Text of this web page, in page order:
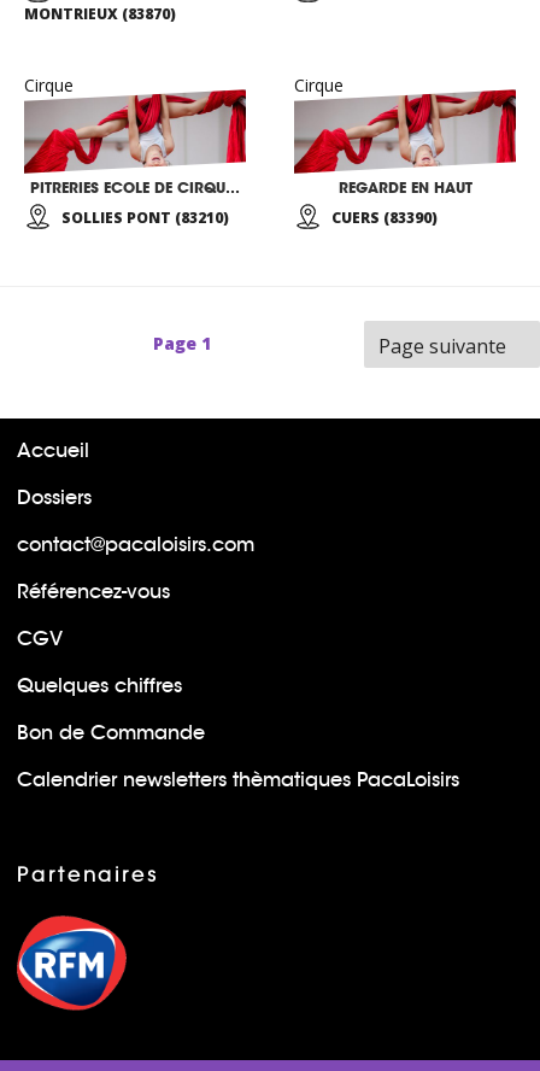
MONTRIEUX (83870)
Cirque
PITRERIES ECOLE DE CIRQUE PATRICIA REYNIER-PEUGNIEZ
SOLLIES PONT (83210)
Cirque
REGARDE EN HAUT
CUERS (83390)
Page 1 Page suivante
Accueil
Dossiers
contact@pacaloisirs.com
Référencez-vous
CGV
Quelques chiffres
Bon de Commande
Calendrier newsletters thèmatiques PacaLoisirs
Partenaires